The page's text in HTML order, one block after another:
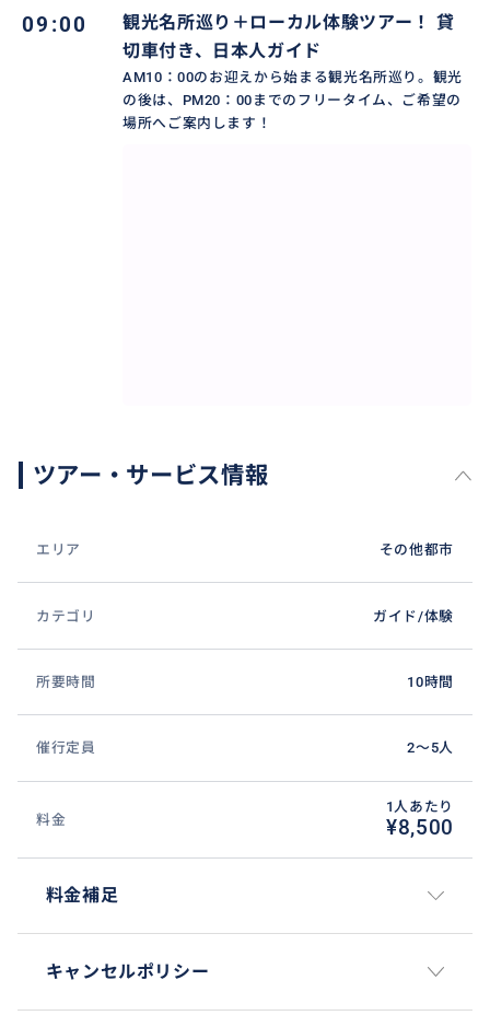
加えて、
Boulevard（ドゥマゲティー海沿い）散策
トライシクルやジプニー体験（地元民ご用達の移動手
段）体験可能！www
アメリカの有名雑誌フォーブスでリタイアした後のベ
ストプレイス（移住したい街）世界第7位に取り上げら
れたこともある街です。それほど治安が良く住みやす
09:00
観光名所巡り＋ローカル体験ツアー！ 貸
切車付き、日本人ガイド
AM10：00のお迎えから始まる観光名所巡り。観光
の後は、PM20：00までのフリータイム、ご希望の
場所へご案内します！
ツアー・サービス情報
エリア その他都市
カテゴリ ガイド/体験
所要時間 10時間
催行定員 2〜5人
料金
1人あたり
¥8,500
料金補足
キャンセルポリシー